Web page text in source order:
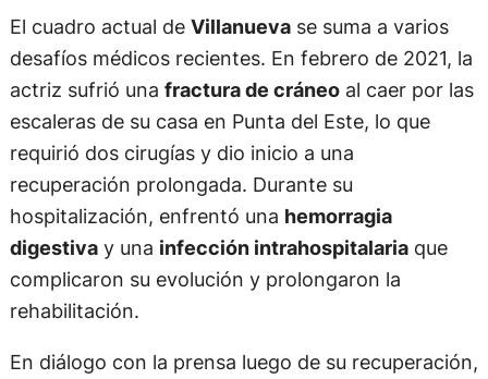
El cuadro actual de Villanuevase suma a varios
desafíos médicos recientes. En febrero de 2021, la
actriz sufrió una fractura de cráneoal caer por las
escaleras de su casa en Punta del Este, lo que
requirió dos cirugías y dio inicio a una
recuperación prolongada. Durante su
hospitalización, enfrentó una hemorragia
digestivay una infección intrahospitalariaque
complicaron su evolución y prolongaron la
rehabilitación.
En diálogo con la prensa luego de su recuperación,